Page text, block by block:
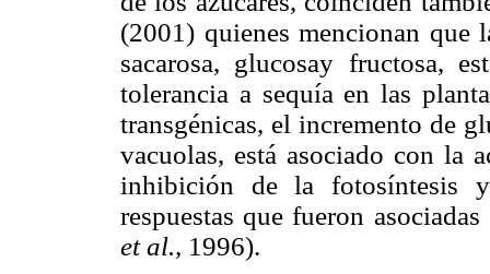
(2001) quienes mencionan que
sacarosa, glucosay fructosa,
tolerancia a sequía en las
transgénicas, el incremento de
vacuolas, está asociado con la
inhibición de la fotosíntesis
respuestas que fueron
et al., 1996).